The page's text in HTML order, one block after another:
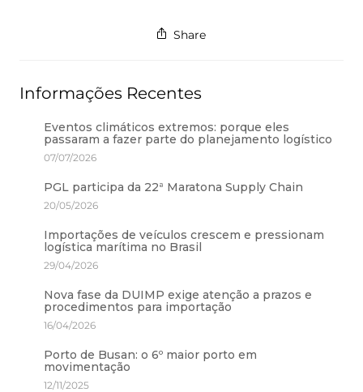
Share
Informações Recentes
Eventos climáticos extremos: porque eles
passaram a fazer parte do planejamento logístico
07/07/2026
PGL participa da 22ª Maratona Supply Chain
20/05/2026
Importações de veículos crescem e pressionam
logística marítima no Brasil
29/04/2026
Nova fase da DUIMP exige atenção a prazos e
procedimentos para importação
16/04/2026
Porto de Busan: o 6º maior porto em
movimentação
12/11/2025